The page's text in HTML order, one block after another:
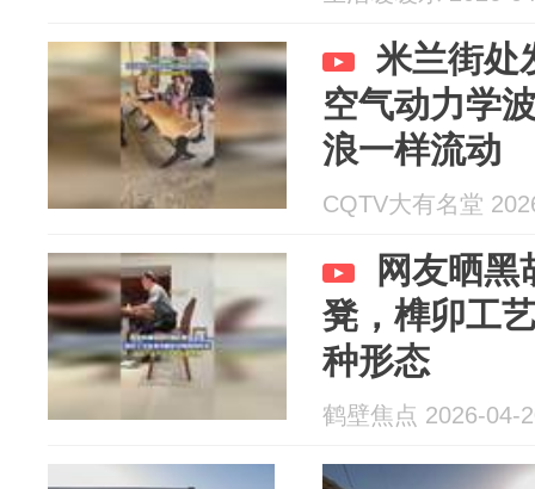
米兰街处
空气动力学
浪一样流动
CQTV大有名堂
网友晒黑
凳，榫卯工
种形态
鹤壁焦点 2026-04-